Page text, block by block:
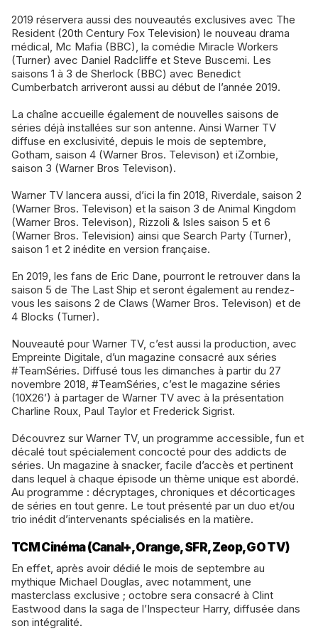
2019 réservera aussi des nouveautés exclusives avec The
Resident (20th Century Fox Television) le nouveau drama
médical, Mc Mafia (BBC), la comédie Miracle Workers
(Turner) avec Daniel Radcliffe et Steve Buscemi. Les
saisons 1 à 3 de Sherlock (BBC) avec Benedict
Cumberbatch arriveront aussi au début de l’année 2019.
La chaîne accueille également de nouvelles saisons de
séries déjà installées sur son antenne. Ainsi Warner TV
diffuse en exclusivité, depuis le mois de septembre,
Gotham, saison 4 (Warner Bros. Televison) et iZombie,
saison 3 (Warner Bros Televison).
Warner TV lancera aussi, d’ici la fin 2018, Riverdale, saison 2
(Warner Bros. Televison) et la saison 3 de Animal Kingdom
(Warner Bros. Televison), Rizzoli & Isles saison 5 et 6
(Warner Bros. Television) ainsi que Search Party (Turner),
saison 1 et 2 inédite en version française.
En 2019, les fans de Eric Dane, pourront le retrouver dans la
saison 5 de The Last Ship et seront également au rendez-
vous les saisons 2 de Claws (Warner Bros. Televison) et de
4 Blocks (Turner).
Nouveauté pour Warner TV, c’est aussi la production, avec
Empreinte Digitale, d’un magazine consacré aux séries
#TeamSéries. Diffusé tous les dimanches à partir du 27
novembre 2018, #TeamSéries, c’est le magazine séries
(10X26’) à partager de Warner TV avec à la présentation
Charline Roux, Paul Taylor et Frederick Sigrist.
Découvrez sur Warner TV, un programme accessible, fun et
décalé tout spécialement concocté pour des addicts de
séries. Un magazine à snacker, facile d’accès et pertinent
dans lequel à chaque épisode un thème unique est abordé.
Au programme : décryptages, chroniques et décorticages
de séries en tout genre. Le tout présenté par un duo et/ou
trio inédit d’intervenants spécialisés en la matière.
TCM Cinéma (Canal+, Orange, SFR, Zeop, GO TV)
En effet, après avoir dédié le mois de septembre au
mythique Michael Douglas, avec notamment, une
masterclass exclusive ; octobre sera consacré à Clint
Eastwood dans la saga de l’Inspecteur Harry, diffusée dans
son intégralité.